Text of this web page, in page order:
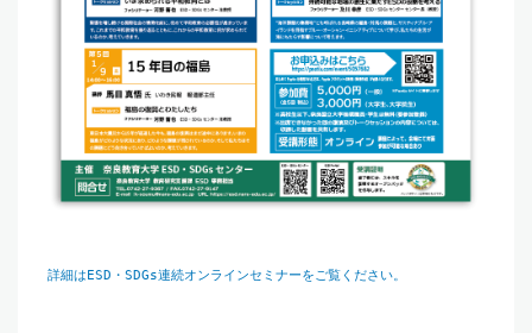
詳細はESD・SDGs連続オンラインセミナーをご覧ください。